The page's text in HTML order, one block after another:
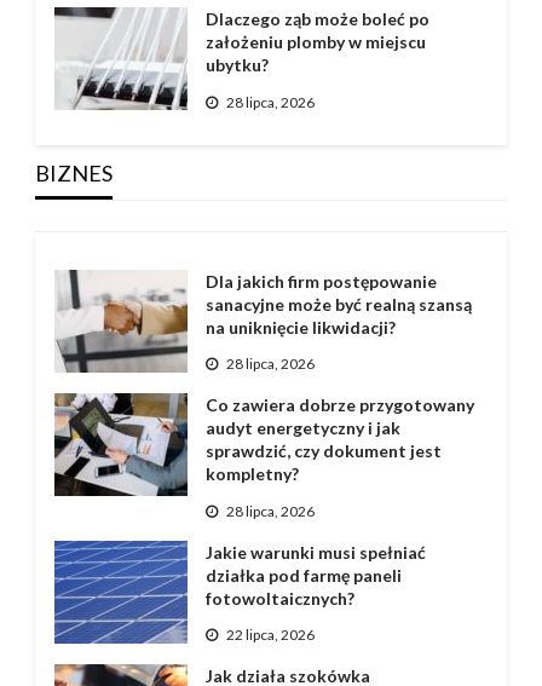
Dlaczego ząb może boleć po
założeniu plomby w miejscu
ubytku?
28 lipca, 2026
BIZNES
Dla jakich firm postępowanie
sanacyjne może być realną szansą
na uniknięcie likwidacji?
28 lipca, 2026
Co zawiera dobrze przygotowany
audyt energetyczny i jak
sprawdzić, czy dokument jest
kompletny?
28 lipca, 2026
Jakie warunki musi spełniać
działka pod farmę paneli
fotowoltaicznych?
22 lipca, 2026
Jak działa szokówka